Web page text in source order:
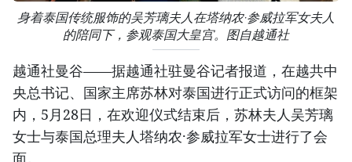
身着泰国传统服饰的吴芳璃夫人在塔纳农·参威拉军女夫人
的陪同下，参观泰国大皇宫。图自越通社
越通社曼谷——据越通社驻曼谷记者报道，在越共中
央总书记、国家主席苏林对泰国进行正式访问的框架
内，5月28日，在欢迎仪式结束后，苏林夫人吴芳璃
女士与泰国总理夫人塔纳农·参威拉军女士进行了会
面。